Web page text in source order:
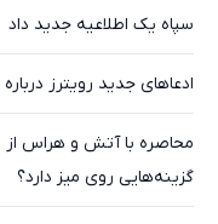
سپاه یک اطلاعیه جدید داد
ادعاهای جدید رویترز
محاصره با آتش و هراس
گزینه‌هایی روی میز دارد؟